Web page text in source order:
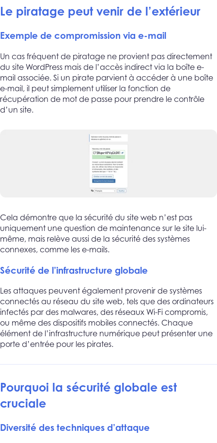
Le piratage peut venir de l’extérieur
Exemple de compromission via e-mail
Un cas fréquent de piratage ne provient pas directement
du site WordPress mais de l’accès indirect via la boîte e-
mail associée. Si un pirate parvient à accéder à une boîte
e-mail, il peut simplement utiliser la fonction de
récupération de mot de passe pour prendre le contrôle
d’un site.
Cela démontre que la sécurité du site web n’est pas
uniquement une question de maintenance sur le site lui-
même, mais relève aussi de la sécurité des systèmes
connexes, comme les e-mails.
Sécurité de l’infrastructure globale
Les attaques peuvent également provenir de systèmes
connectés au réseau du site web, tels que des ordinateurs
infectés par des malwares, des réseaux Wi-Fi compromis,
ou même des dispositifs mobiles connectés. Chaque
élément de l’infrastructure numérique peut présenter une
porte d’entrée pour les pirates.
Pourquoi la sécurité globale est
cruciale
Diversité des techniques d’attaque